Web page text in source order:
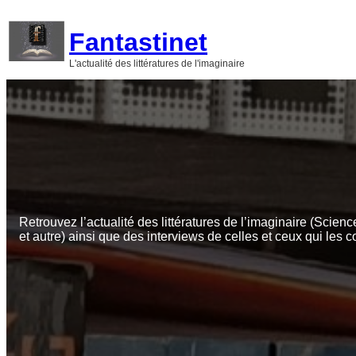
contenu
Fantastinet
L'actualité des littératures de l'imaginaire
Retrouvez l’actualité des littératures de l’imaginaire
et autre) ainsi que des interviews de celles et ceux qui les